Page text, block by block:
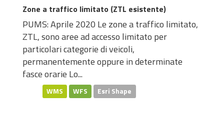
Zone a traffico limitato (ZTL esistente)
PUMS: Aprile 2020 Le zone a traffico limitato,
ZTL, sono aree ad accesso limitato per
particolari categorie di veicoli,
permanentemente oppure in determinate
fasce orarie Lo...
WMS WFS Esri Shape